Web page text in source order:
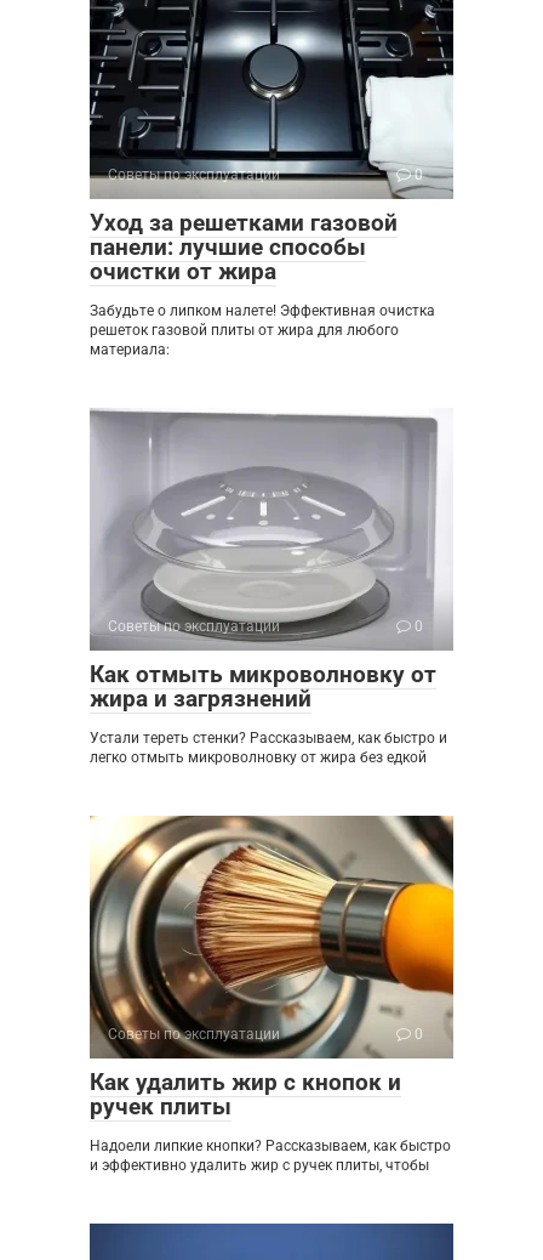
Советы по эксплуатации 0
Уход за решетками газовой
панели: лучшие способы
очистки от жира
Забудьте о липком налете! Эффективная очистка
решеток газовой плиты от жира для любого
материала:
Советы по эксплуатации 0
Как отмыть микроволновку от
жира и загрязнений
Устали тереть стенки? Рассказываем, как быстро и
легко отмыть микроволновку от жира без едкой
Советы по эксплуатации 0
Как удалить жир с кнопок и
ручек плиты
Надоели липкие кнопки? Рассказываем, как быстро
и эффективно удалить жир с ручек плиты, чтобы